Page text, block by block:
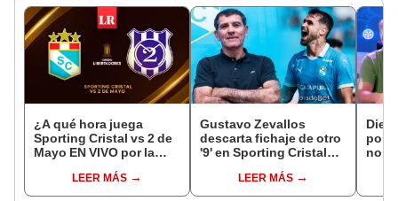
¿A qué hora juega
Sporting Cristal vs 2 de
Mayo EN VIVO por la
Libertadores 2026?
LEER MÁS
Gustavo Zevallos
descarta fichaje de otro
'9' en Sporting Cristal
Felipe Vizeu: "Esto se
arregla con goles"
LEER MÁS
por
no
la